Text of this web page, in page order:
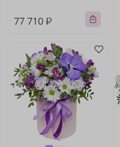
77 710 ₽